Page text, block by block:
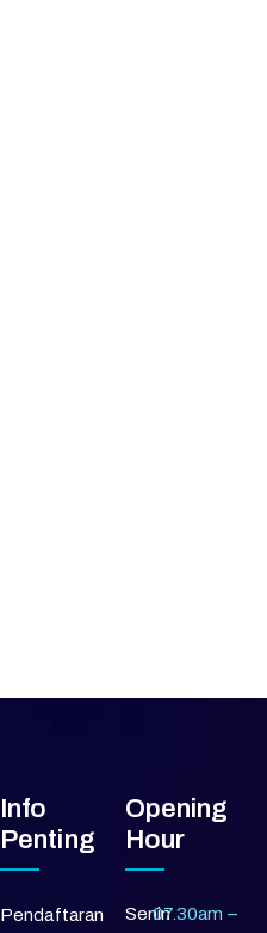
Info
Penting
Pendaftaran
Opening
Hour
Senin07.30am –